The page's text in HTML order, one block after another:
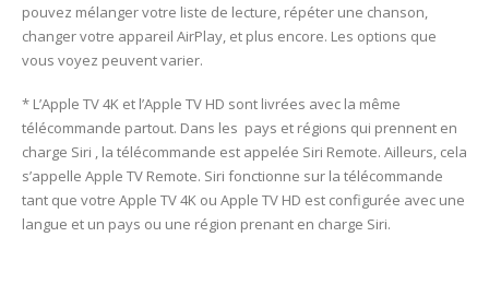
pouvez mélanger votre liste de lecture, répéter une chanson,
changer votre appareil AirPlay, et plus encore. Les options que
vous voyez peuvent varier.
* L’Apple TV 4K et l’Apple TV HD sont livrées avec la même
télécommande partout. Dans les pays et régions qui prennent en
charge Siri , la télécommande est appelée Siri Remote. Ailleurs, cela
s’appelle Apple TV Remote. Siri fonctionne sur la télécommande
tant que votre Apple TV 4K ou Apple TV HD est configurée avec une
langue et un pays ou une région prenant en charge Siri.